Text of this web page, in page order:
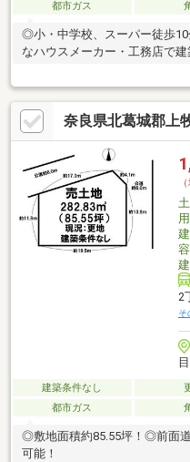
都市ガス
◎小・中学校、スーパー徒歩
なハウスメーカー・工務店で建
奈良県北葛城郡上
2
そ
目
建築条件なし
都市ガス
◎敷地面積約85.55坪！◎前面
可能！